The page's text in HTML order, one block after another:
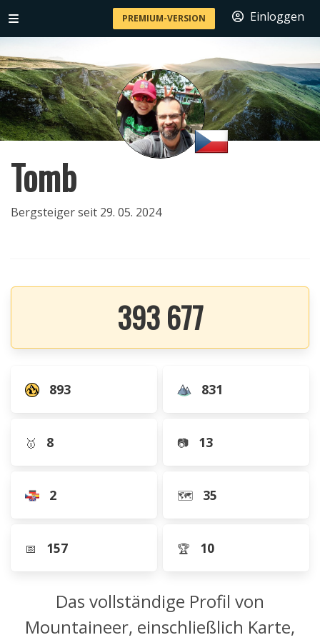
PREMIUM-VERSION Einloggen
Tomb
Bergsteiger seit 29. 05. 2024
393 677
893 831
🥇 8 📷 13
2 🗺️ 35
📅 157 🏆 10
Das vollständige Profil von
Mountaineer, einschließlich Karte,